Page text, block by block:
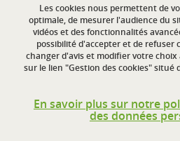
Données personnelles
Politique des cookies
Gestion des cookies
Les cookies nous permettent de
optimale, de mesurer l'audience du
vidéos et des fonctionnalités
possibilité d'accepter et de refuser
changer d'avis et modifier votre
sur le lien "Gestion des cookies" situé
En savoir plus sur notre
des données